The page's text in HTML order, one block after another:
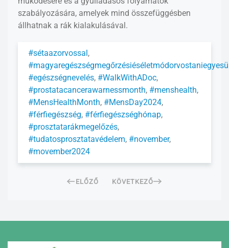
szabályozására, amelyek mind összefüggésben
állhatnak a rák kialakulásával.
#sétaazorvossal,
#egészségnevelés, #WalkWithADoc,
#prostatacancerawarnessmonth, #menshealth,
#MensHealthMonth, #MensDay2024,
#férfiegészség, #férfiegészséghónap,
#prosztatarákmegelőzés,
#tudatosprosztatavédelem, #november,
#movember2024
ELŐZŐ KÖVETKEZŐ